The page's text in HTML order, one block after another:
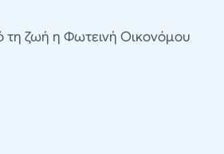
τη ζωή η Φωτεινή Οικονόμου